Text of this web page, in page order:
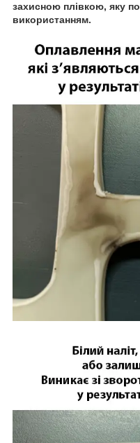
захисною плівкою, яку
використанням.